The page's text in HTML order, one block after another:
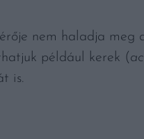
nem haladja meg
például kerek (
is.